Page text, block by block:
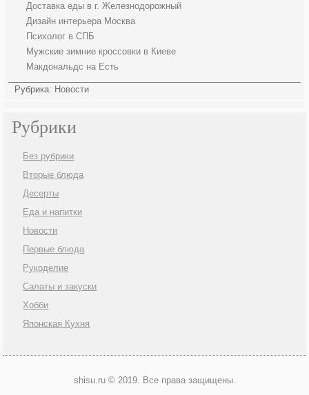
Доставка еды в г. Железнодорожный
Дизайн интерьера Москва
Психолог в СПБ
Мужские зимние кроссовки в Киеве
Макдональдс на Есть
Рубрика: Новости
Рубрики
Без рубрики
Вторые блюда
Десерты
Еда и напитки
Новости
Первые блюда
Рукоделие
Салаты и закуски
Хобби
Японская Кухня
shisu.ru © 2019. Все права защищены.